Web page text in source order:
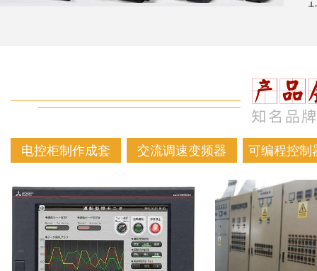
电控柜制作成套 交流调速变频器 可编程控制